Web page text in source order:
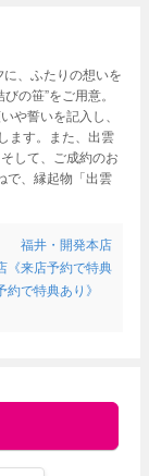
、ふたりの想いを
の笹”をご用意。
や誓いを記入し、
ます。また、出雲
して、ご成約のお
で、縁起物「出雲
福井・開発本店
《来店予約で特典
で特典あり》